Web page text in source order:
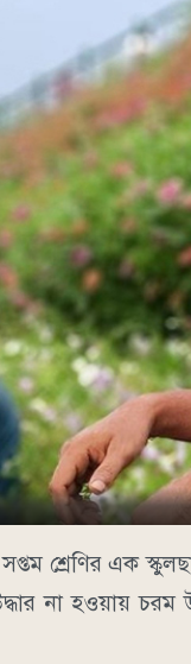
সপ্তম শ্রেণির এক
না হওয়ায়